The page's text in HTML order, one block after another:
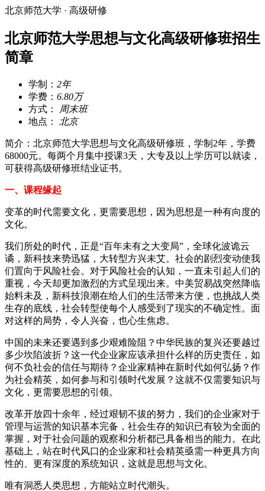
北京师范大学 · 高级研修
北京师范大学思想与文化高级研修班招生
简章
学制： 2年
学费： 6.80万
方式：
周末班
地点：
北京
简介：北京师范大学思想与文化高级研修班，学制2年，学费
68000元。每两个月集中授课3天，大专及以上学历可以就读，
可获得高级研修班结业证书。
一、课程缘起
变革的时代需要文化，更需要思想，因为思想是一种有向度的
文化。
我们所处的时代，正是“百年未有之大变局”，全球化波诡云
谲，新科技来势迅猛，大转型方兴未艾。社会的剧烈变动使我
们置向于风险社会。对于风险社会的认知，一直未引起人们的
重视，今天却更加激烈的方式呈现出来。中美贸易战突然降临
始料未及，新科技浪潮在给人们的生活带来方便，也挑战人类
生存的底线，社会转型使每个人感受到了现实的不确定性。面
对这样的局势，令人兴奋，也心生焦虑。
中国的未来还要遇到多少艰难险阻？中华民族的复兴还要越过
多少坎陷波折？这一代企业家应该承担什么样的历史责任，如
何不负社会的信任与期待？企业家精神在新时代如何弘扬？作
为社会精英，如何参与和引领时代发展？这就不仅需要知识与
文化，更需要思想的引领。
改革开放四十余年，经过艰韧不拔的努力，我们的企业家对于
管理与运营的知识基本完备，社会生存的知识已有较为全面的
掌握，对于社会问题的观察和分析都已具备相当的能力。在此
基础上，站在时代风口的企业家和社会精英亟需一种更具方向
性的、更有深度的系统知识，这就是思想与文化。
唯有洞悉人类思想，方能站立时代潮头。